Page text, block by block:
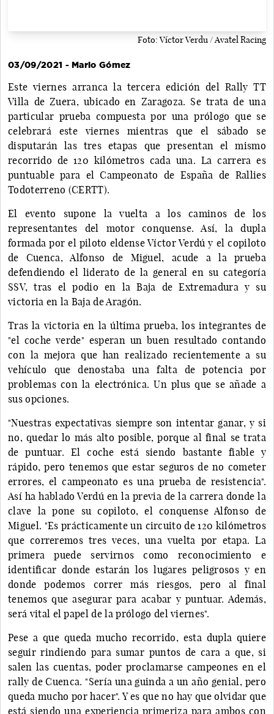
Foto: Víctor Verdu / Avatel Racing
03/09/2021 - Mario Gómez
Este viernes arranca la tercera edición del Rally TT
Villa de Zuera, ubicado en Zaragoza. Se trata de una
particular prueba compuesta por una prólogo que se
celebrará este viernes mientras que el sábado se
disputarán las tres etapas que presentan el mismo
recorrido de 120 kilómetros cada una. La carrera es
puntuable para el Campeonato de España de Rallies
Todoterreno (CERTT).
El evento supone la vuelta a los caminos de los
representantes del motor conquense. Así, la dupla
formada por el piloto eldense Víctor Verdú y el copiloto
de Cuenca, Alfonso de Miguel, acude a la prueba
defendiendo el liderato de la general en su categoría
SSV, tras el podio en la Baja de Extremadura y su
victoria en la Baja de Aragón.
Tras la victoria en la última prueba, los integrantes de
"el coche verde" esperan un buen resultado contando
con la mejora que han realizado recientemente a su
vehículo que denostaba una falta de potencia por
problemas con la electrónica. Un plus que se añade a
sus opciones.
"Nuestras expectativas siempre son intentar ganar, y si
no, quedar lo más alto posible, porque al final se trata
de puntuar. El coche está siendo bastante fiable y
rápido, pero tenemos que estar seguros de no cometer
errores, el campeonato es una prueba de resistencia".
Así ha hablado Verdú en la previa de la carrera donde la
clave la pone su copiloto, el conquense Alfonso de
Miguel. "Es prácticamente un circuito de 120 kilómetros
que correremos tres veces, una vuelta por etapa. La
primera puede servirnos como reconocimiento e
identificar donde estarán los lugares peligrosos y en
donde podemos correr más riesgos, pero al final
tenemos que asegurar para acabar y puntuar. Además,
será vital el papel de la prólogo del viernes".
Pese a que queda mucho recorrido, esta dupla quiere
seguir rindiendo para sumar puntos de cara a que, si
salen las cuentas, poder proclamarse campeones en el
rally de Cuenca. "Sería una guinda a un año genial, pero
queda mucho por hacer". Y es que no hay que olvidar que
está siendo una experiencia primeriza para ambos con